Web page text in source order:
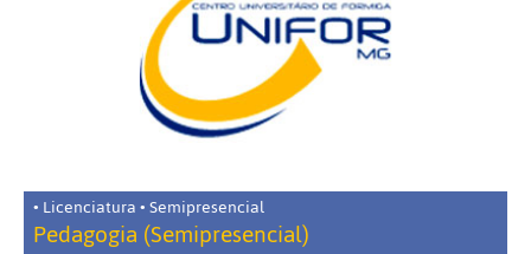
• Licenciatura • Semipresencial
Pedagogia (Semipresencial)